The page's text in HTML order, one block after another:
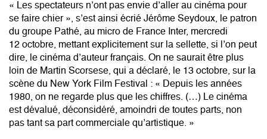
« Les spectateurs n’ont pas envie d’aller au cinéma pour
se faire chier », s’est ainsi écrié Jérôme Seydoux, le patron
du groupe Pathé, au micro de France Inter, mercredi
12 octobre, mettant explicitement sur la sellette, si l’on peut
dire, le cinéma d’auteur français. On ne saurait être plus
loin de Martin Scorsese, qui a déclaré, le 13 octobre, sur la
scène du New York Film Festival : « Depuis les années
1980, on ne regarde plus que les chiffres. (…) Le cinéma
est dévalué, déconsidéré, amoindri de toutes parts, non
pas tant sa part commerciale qu’artistique. »